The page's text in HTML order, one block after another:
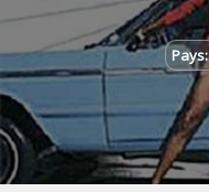
Pays: